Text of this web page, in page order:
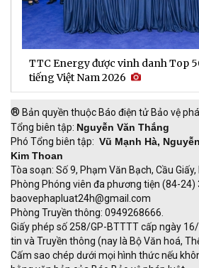
Người phụ nữ khiếm thị 20 năm
cho người yếu thế
® Bản quyền thuộc Báo điện tử Bảo vệ
Tổng biên tập: Nguyễn Văn Thắng
Phó Tổng biên tập: Vũ Mạnh Hà,
Kim Thoan
Tòa soạn: Số 9, Phạm Văn Bạch, Cầu Giấy,
Phòng Phóng viên đa phương tiện (84-24)
baovephapluat24h@gmail.com
Phòng Truyền thông: 0949268666.
Giấy phép số 258/GP-BTTTT cấp ngày
tin và Truyền thông (nay là Bộ Văn hoá,
Cấm sao chép dưới mọi hình thức nếu